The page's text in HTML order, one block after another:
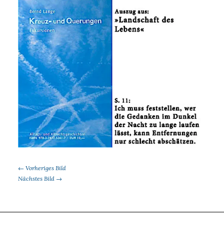
← Vorheriges Bild
Nächstes Bild →